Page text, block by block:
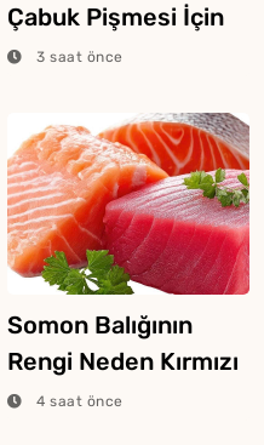
Çabuk Pişmesi İçin
Püf Noktaları
3 saat önce
Somon Balığının
Rengi Neden Kırmızı
Veya Pembe Olur?
4 saat önce